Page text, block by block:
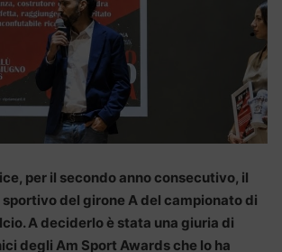
per il secondo anno consecutivo, il
del girone A del campionato di
A deciderlo è stata una giuria di
degli Am Sport Awards che lo ha